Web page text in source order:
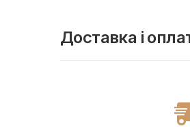
Доставка і